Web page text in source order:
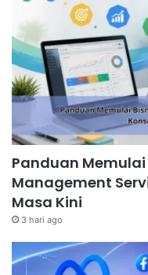
Panduan
Management
Masa Kini
3 hari ago